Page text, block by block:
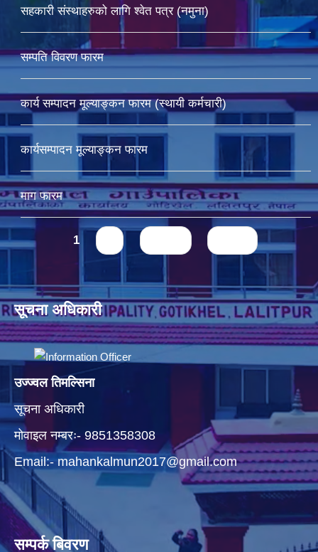
सहकारी संस्थाहरुको लागि श्वेत पत्र (नमुना)
सम्पति विवरण फारम
कार्य सम्पादन मूल्याङ्कन फारम (स्थायी कर्मचारी)
कार्यसम्पादन मूल्याङ्कन फारम
माग फारम
Pages1
सूचना अधिकारी
उज्ज्वल तिमल्सिना
सूचना अधिकारी
मोवाइल नम्बरः- 9851358308
Email:- mahankalmun2017@gmail.com
सम्पर्क बिवरण